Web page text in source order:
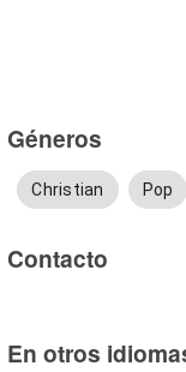
Géneros
Christian Pop
Contacto
En otros